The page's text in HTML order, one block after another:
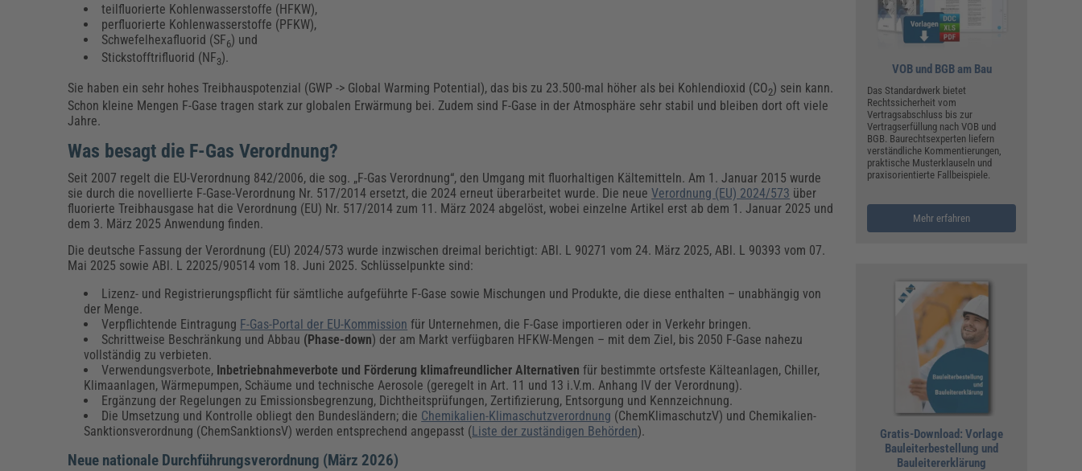
teilfluorierte Kohlenwasserstoffe (HFKW),
perfluorierte Kohlenwasserstoffe (PFKW),
Schwefelhexafluorid (SF6) und
Stickstofftrifluorid (NF3).
Sie haben ein sehr hohes Treibhauspotenzial (GWP -> Global Warming Potential), das bis zu 23.500-mal höher als bei Kohlendioxid (CO2) sein kann.
Schon kleine Mengen F-Gase tragen stark zur globalen Erwärmung bei. Zudem sind F-Gase in der Atmosphäre sehr stabil und bleiben dort oft viele
Jahre.
Was besagt die F-Gas Verordnung?
Seit 2007 regelt die EU-Verordnung 842/2006, die sog. „F-Gas Verordnung“, den Umgang mit fluorhaltigen Kältemitteln. Am 1. Januar 2015 wurde
sie durch die novellierte F-Gase-Verordnung Nr. 517/2014 ersetzt, die 2024 erneut überarbeitet wurde. Die neueVerordnung (EU) 2024/573 über
fluorierte Treibhausgase hat die Verordnung (EU) Nr. 517/2014 zum 11. März 2024 abgelöst, wobei einzelne Artikel erst ab dem 1. Januar 2025 und
dem 3. März 2025 Anwendung finden.
Die deutsche Fassung der Verordnung (EU) 2024/573 wurde inzwischen dreimal berichtigt: ABl. L 90271 vom 24. März 2025, ABl. L 90393 vom 07.
Mai 2025 sowie ABl. L 22025/90514 vom 18. Juni 2025. Schlüsselpunkte sind:
Lizenz- und Registrierungspflicht für sämtliche aufgeführte F-Gase sowie Mischungen und Produkte, die diese enthalten – unabhängig von
der Menge.
Verpflichtende Eintragung F-Gas-Portal der EU-Kommission für Unternehmen, die F-Gase importieren oder in Verkehr bringen.
Schrittweise Beschränkung und Abbau (Phase-down) der am Markt verfügbaren HFKW-Mengen – mit dem Ziel, bis 2050 F-Gase nahezu
vollständig zu verbieten.
Verwendungsverbote, Inbetriebnahmeverbote und Förderung klimafreundlicher Alternativen für bestimmte ortsfeste Kälteanlagen, Chiller,
Klimaanlagen, Wärmepumpen, Schäume und technische Aerosole (geregelt in Art. 11 und 13 i.V.m. Anhang IV der Verordnung).
Ergänzung der Regelungen zu Emissionsbegrenzung, Dichtheitsprüfungen, Zertifizierung, Entsorgung und Kennzeichnung.
Die Umsetzung und Kontrolle obliegt den Bundesländern; die Chemikalien-Klimaschutzverordnung (ChemKlimaschutzV) und Chemikalien-
Sanktionsverordnung (ChemSanktionsV) werden entsprechend angepasst ( Liste der zuständigen Behörden).
Neue nationale Durchführungsverordnung (März 2026)
VOB und BGB am Bau
Das Standardwerk bietet
Rechtssicherheit vom
Vertragsabschluss bis zur
Vertragserfüllung nach VOB und
BGB. Baurechtsexperten liefern
verständliche Kommentierungen,
praktische Musterklauseln und
praxisorientierte Fallbeispiele.
Mehr erfahren
Gratis-Download: Vorlage
Bauleiterbestellung und
Bauleitererklärung